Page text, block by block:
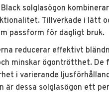
solglasögon
Tillverkade i lätt
passform för dagligt bruk.
reducerar effektivt
minskar ögontrötthet. De
i varierande
är dessa solglasögon ett